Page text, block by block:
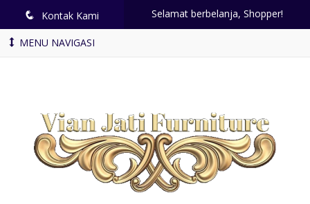
q Kontak Kami Selamat berbelanja, Shopper!
MENU NAVIGASI